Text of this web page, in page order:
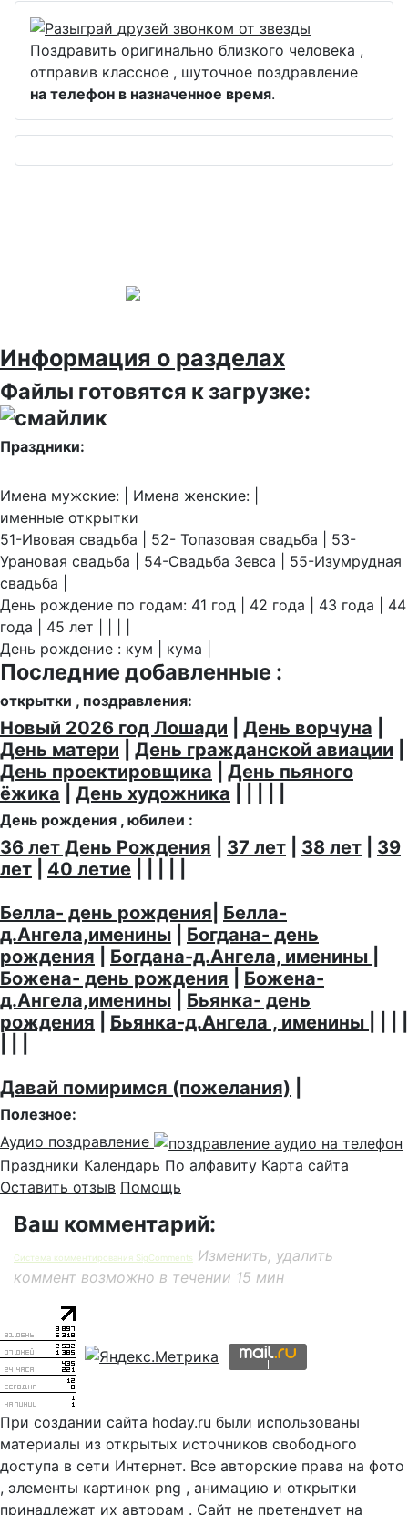
Поздравить оригинально близкого человека ,
отправив классное , шуточное поздравление
на телефон в назначенное время.
Информация о разделах
Файлы готовятся к загрузке:
Праздники:
Имена мужские: | Имена женские: |
именные открытки
51-Ивовая свадьба | 52- Топазовая свадьба | 53-
Урановая свадьба | 54-Свадьба Зевса | 55-Изумрудная
свадьба |
День рождение по годам: 41 год | 42 года | 43 года | 44
года | 45 лет | | | |
День рождение : кум | кума |
Последние добавленные :
открытки , поздравления:
Новый 2026 год Лошади День ворчуна
День матери
День гражданской авиации
День проектировщика
День пьяного
ёжика
День художника
День рождения , юбилеи :
36 лет День Рождения 37 лет 38 лет
39
лет
40 летие
Белла- день рождения Белла-
д.Ангела,именины
Богдана- день
рождения
Богдана-д.Ангела, именины
Божена- день рождения
Божена-
д.Ангела,именины
Бьянка- день
рождения
Бьянка-д.Ангела , именины
Давай помиримся (пожелания)
Полезное:
Аудио поздравление
Праздники Календарь По алфавиту Карта сайта
Оставить отзыв Помощь
Ваш комментарий:
Система комментирования SigComments
Изменить, удалить
коммент возможно в течении 15 мин
При создании сайта hoday.ru были использованы
материалы из открытых источников свободного
доступа в сети Интернет. Все авторские права на фото
, элементы картинок png , анимацию и открытки
принадлежат их авторам . Сайт не претендует на